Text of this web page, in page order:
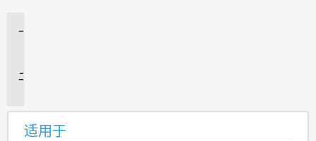
适用于